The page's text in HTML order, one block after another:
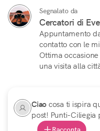
Segnalato da
Cercatori di
Appuntamento
contatto con le
Ottima
una visita alla
Ciaocosa ti ispira
post! Punti-Ciliegia